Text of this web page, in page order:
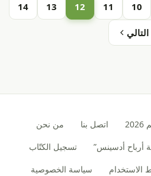
10
11
12
13
14
التالي
اتصل بنا
من نحن
أرباح أدسينس”
تسجيل الكتّاب
الاستخدام سياسة الخصوصية